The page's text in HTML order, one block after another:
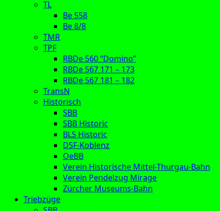
TL
Be 558
Be 8/8
TMR
TPF
RBDe 560 “Domino”
RBDe 567 171 – 173
RBDe 567 181 – 182
TransN
Historisch
SBB
SBB Historic
BLS Historic
DSF-Koblenz
OeBB
Verein Historische Mittel-Thurgau-Bahn
Verein Pendelzug Mirage
Zürcher Museums-Bahn
Triebzüge